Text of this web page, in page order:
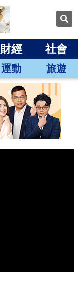
財經 社會
運動 旅遊